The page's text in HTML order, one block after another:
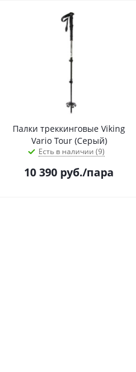
Палки треккинговые Viking
Vario Tour (Серый)
Есть в наличии (9)
10 390 руб./пара